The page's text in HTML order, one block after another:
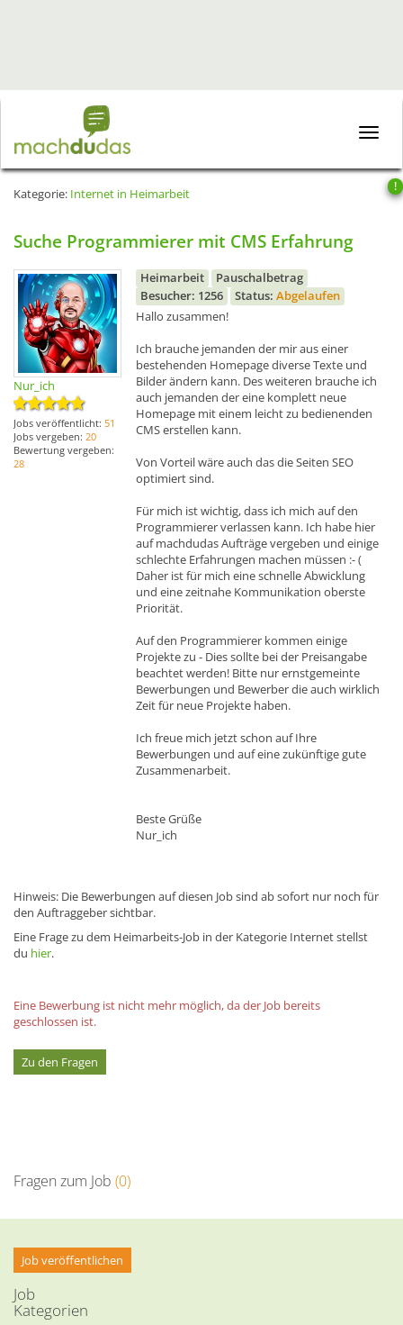
Toggle
!
Kategorie: Internet in Heimarbeit
Suche Programmierer mit CMS Erfahrung
Nur_ich
Jobs veröffentlicht: 51
Jobs vergeben: 20
Bewertung vergeben:
28
Heimarbeit
Pauschalbetrag
Besucher: 1256
Status: Abgelaufen
Hallo zusammen!
Ich brauche jemanden der mir aus einer
bestehenden Homepage diverse Texte und
Bilder ändern kann. Des weiteren brauche ich
auch jemanden der eine komplett neue
Homepage mit einem leicht zu bedienenden
CMS erstellen kann.
Von Vorteil wäre auch das die Seiten SEO
optimiert sind.
Für mich ist wichtig, dass ich mich auf den
Programmierer verlassen kann. Ich habe hier
auf machdudas Aufträge vergeben und einige
schlechte Erfahrungen machen müssen :- (
Daher ist für mich eine schnelle Abwicklung
und eine zeitnahe Kommunikation oberste
Priorität.
Auf den Programmierer kommen einige
Projekte zu - Dies sollte bei der Preisangabe
beachtet werden! Bitte nur ernstgemeinte
Bewerbungen und Bewerber die auch wirklich
Zeit für neue Projekte haben.
Ich freue mich jetzt schon auf Ihre
Bewerbungen und auf eine zukünftige gute
Zusammenarbeit.
Beste Grüße
Nur_ich
Hinweis: Die Bewerbungen auf diesen Job sind ab sofort nur noch für
den Auftraggeber sichtbar.
Eine Frage zu dem Heimarbeits-Job in der Kategorie Internet stellst
du hier.
Eine Bewerbung ist nicht mehr möglich, da der Job bereits
geschlossen ist.
Zu den Fragen
Fragen zum Job (0)
Job veröffentlichen
Job
Kategorien